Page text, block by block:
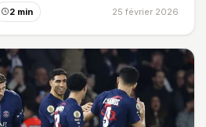
2 min 25 février 2026